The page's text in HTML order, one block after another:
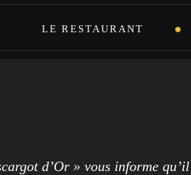
LE RESTAURANT
d’Or » vous informe qu’il